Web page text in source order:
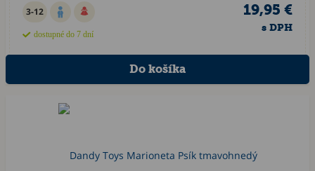
3-12
dostupné do 7 dní
19,95 €
s DPH